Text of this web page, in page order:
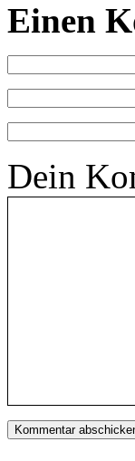
Einen
Dein